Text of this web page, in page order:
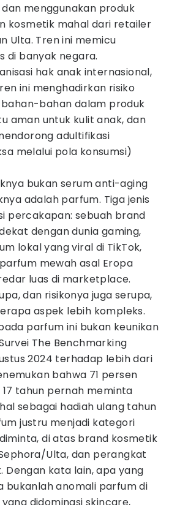
menggunakan produk
kosmetik mahal dari retailer
Ulta. Tren ini memicu
di banyak negara.
hak anak internasional,
ini menghadirkan risiko
bahan dalam produk
aman untuk kulit anak, dan
adultifikasi
melalui pola konsumsi)
bukan serum anti-aging
adalah parfum. Tiga jenis
percakapan: sebuah brand
dengan dunia gaming,
lokal yang viral di TikTok,
mewah asal Eropa
luas di marketplace.
dan risikonya juga serupa,
aspek lebih kompleks.
parfum ini bukan keunikan
The Benchmarking
2024 terhadap lebih dari
bahwa 71 persen
tahun pernah meminta
sebagai hadiah ulang tahun
justru menjadi kategori
di atas brand kosmetik
Ulta, dan perangkat
kata lain, apa yang
bukanlah anomali parfum di